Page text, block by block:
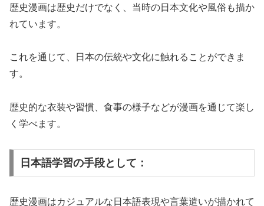
歴史漫画は歴史だけでなく、当時の日本文化や風俗も描か
れています。
これを通じて、日本の伝統や文化に触れることができま
す。
歴史的な衣装や習慣、食事の様子などが漫画を通じて楽し
く学べます。
日本語学習の手段として：
歴史漫画はカジュアルな日本語表現や言葉遣いが描かれて